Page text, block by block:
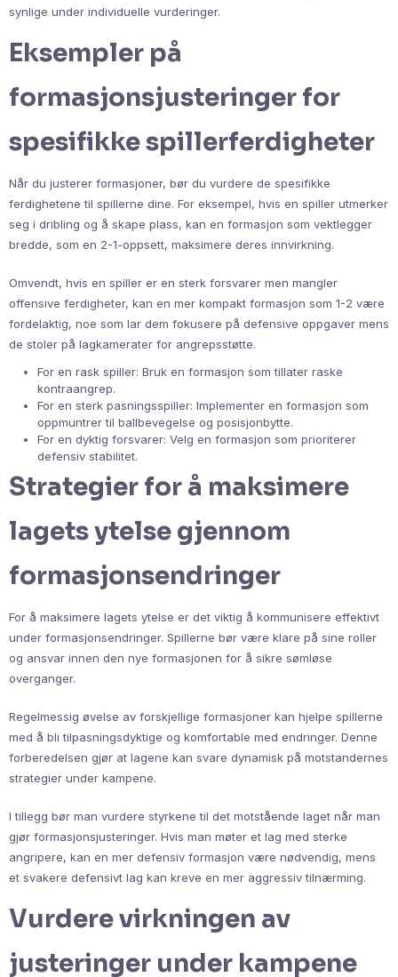
synlige under individuelle vurderinger.
Eksempler på
formasjonsjusteringer for
spesifikke spillerferdigheter
Når du justerer formasjoner, bør du vurdere de spesifikke
ferdighetene til spillerne dine. For eksempel, hvis en spiller utmerker
seg i dribling og å skape plass, kan en formasjon som vektlegger
bredde, som en 2-1-oppsett, maksimere deres innvirkning.
Omvendt, hvis en spiller er en sterk forsvarer men mangler
offensive ferdigheter, kan en mer kompakt formasjon som 1-2 være
fordelaktig, noe som lar dem fokusere på defensive oppgaver mens
de stoler på lagkamerater for angrepsstøtte.
For en rask spiller: Bruk en formasjon som tillater raske
kontraangrep.
For en sterk pasningsspiller: Implementer en formasjon som
oppmuntrer til ballbevegelse og posisjonbytte.
For en dyktig forsvarer: Velg en formasjon som prioriterer
defensiv stabilitet.
Strategier for å maksimere
lagets ytelse gjennom
formasjonsendringer
For å maksimere lagets ytelse er det viktig å kommunisere effektivt
under formasjonsendringer. Spillerne bør være klare på sine roller
og ansvar innen den nye formasjonen for å sikre sømløse
overganger.
Regelmessig øvelse av forskjellige formasjoner kan hjelpe spillerne
med å bli tilpasningsdyktige og komfortable med endringer. Denne
forberedelsen gjør at lagene kan svare dynamisk på motstandernes
strategier under kampene.
I tillegg bør man vurdere styrkene til det motstående laget når man
gjør formasjonsjusteringer. Hvis man møter et lag med sterke
angripere, kan en mer defensiv formasjon være nødvendig, mens
et svakere defensivt lag kan kreve en mer aggressiv tilnærming.
Vurdere virkningen av
justeringer under kampene